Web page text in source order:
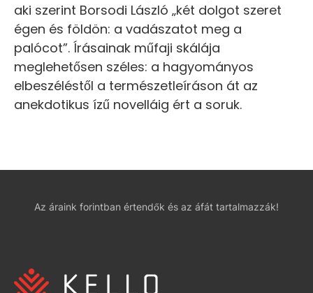
aki szerint Borsodi László „két dolgot szeret
égen és földön: a vadászatot meg a
palócot”. Írásainak műfaji skálája
meglehetősen széles: a hagyományos
elbeszéléstől a természetleíráson át az
anekdotikus ízű novelláig ért a soruk.
Az áraink forintban értendők és az áfát tartalmazzák!